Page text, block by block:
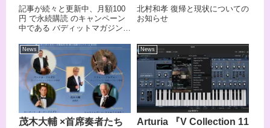
Collective −イマーシブな
カリフォルニアの断片集−
「エステートセールで見
つけた自分」Vol.2 』、
6/20(金)12:00公開！
記事が続々と更新中、月額100
円 で永続購読 のキャンペーン
中である バディットマガジン電
12:00 に公開の記事は飯村学
史 『Immersive California
Collective −イマーシブなカリフ
ォルニアの断片集−「エステー
トセールで見つけた自分」Vol.2
』。日本では余り知られていな
いちょっとマニアックなアメリ
カ文化を紹介します。
北村和孝 復帰と現状についての
お知らせ
News
茂木大輔 ×首席奏者たち
News
Arturia 『V Collection 11